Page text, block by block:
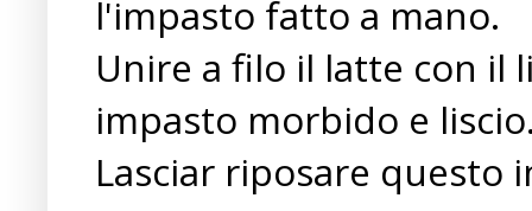
l'impasto fatto a mano.
Unire a filo il latte con il
impasto morbido e
Lasciar riposare questo